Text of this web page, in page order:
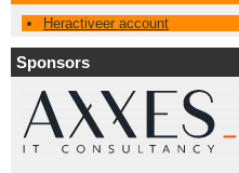
Heractiveer account
Sponsors